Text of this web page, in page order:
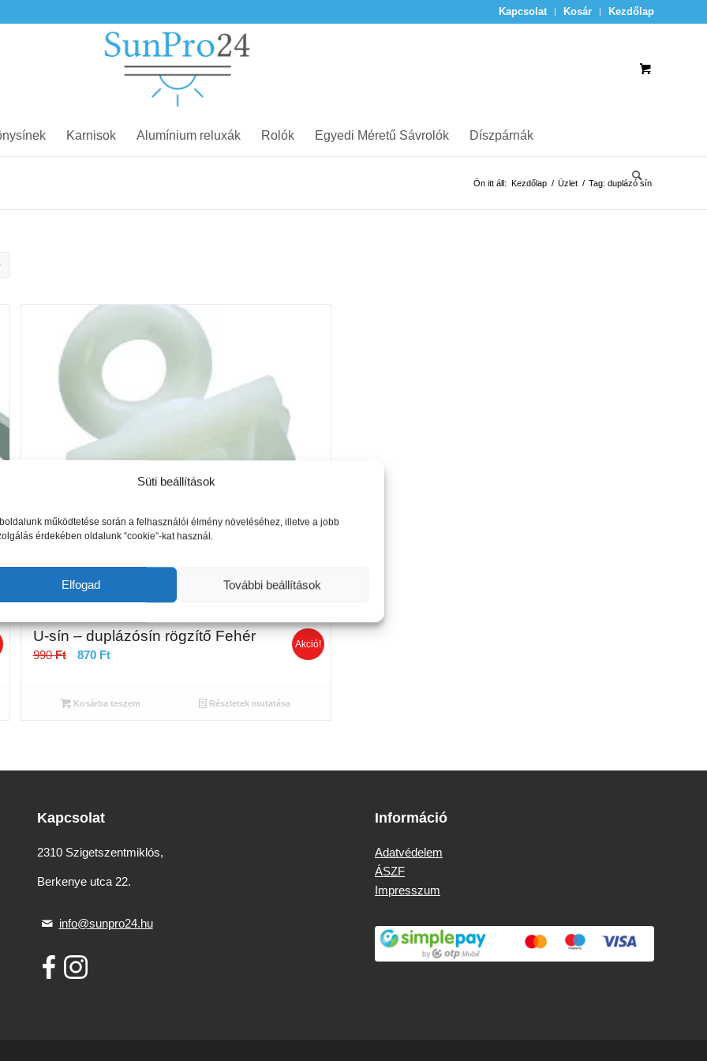
Süti beállítások
működtetése során a felhasználói élmény növeléséhez, illetve a jobb
érdekében oldalunk “cookie”-kat használ.
Elfogad További beállítások
Kapcsolat Kosár Kezdőlap
Karnisok Alumínium reluxák Rolók Egyedi Méretű Sávrolók Díszpárnák
Ön itt áll: Kezdőlap / Üzlet / Tag: duplázó sín
U-sín – duplázósín rögzítő Fehér
990Ft
Original
870 FtCurrent
Akció!
Kosárba teszem Részletek mutatása
Kapcsolat
2310 Szigetszentmiklós,
Berkenye utca 22.
info@sunpro24.hu
Információ
Adatvédelem
ÁSZF
Impresszum